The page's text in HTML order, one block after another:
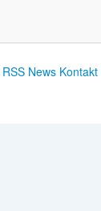
RSS News Kontakt